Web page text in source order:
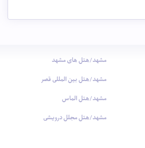
مشهد/هتل های مشهد
مشهد/هتل بین المللی قصر
مشهد/هتل الماس
مشهد/هتل مجلل درویشی